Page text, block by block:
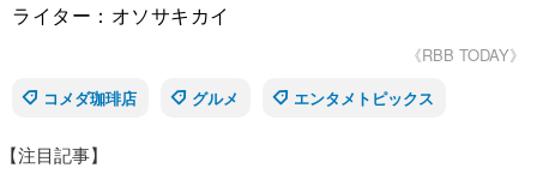
ライター：オソサキカイ
《RBB TODAY》
コメダ珈琲店
グルメ エンタメトピックス
【注目記事】